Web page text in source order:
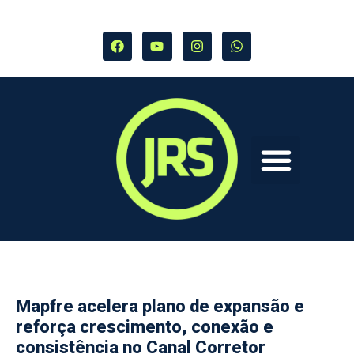
Mapfre acelera plano de expansão e
reforça crescimento, conexão e
consistência no Canal Corretor